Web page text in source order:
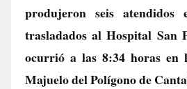
produjeron seis
trasladados al Hospital San
ocurrió a las 8:34 horas en
Majuelo del Polígono de